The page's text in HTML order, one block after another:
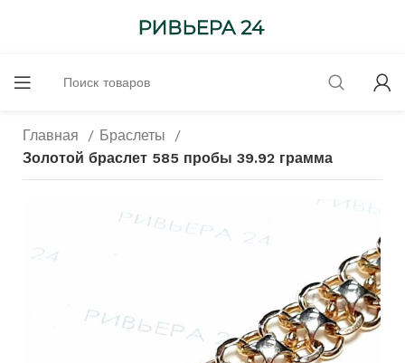
Главная
Браслеты
Золотой браслет 585 пробы 39.92 грамма